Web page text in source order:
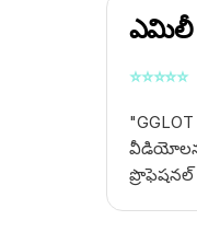
ఎమిలీ
⭐⭐⭐⭐⭐
ప్రొఫెషనల్